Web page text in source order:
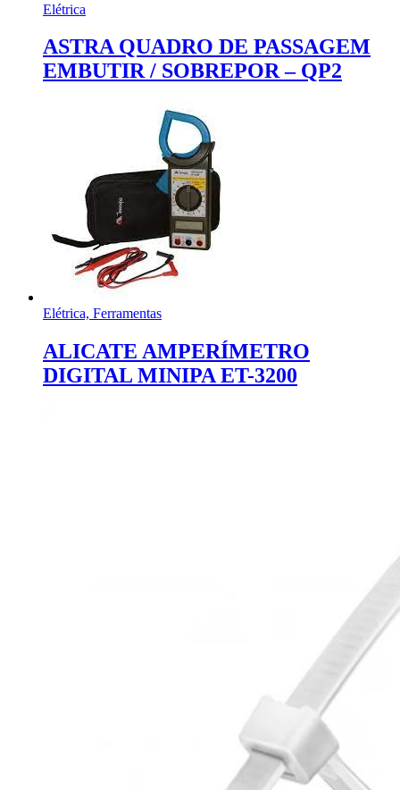
Elétrica
ASTRA QUADRO DE PASSAGEM
EMBUTIR / SOBREPOR – QP2
Elétrica, Ferramentas
ALICATE AMPERÍMETRO
DIGITAL MINIPA ET-3200